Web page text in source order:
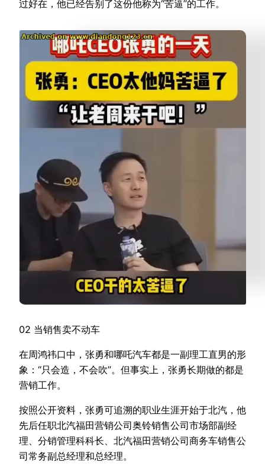
过好在，他已经告别了这份他称为“苦逼”的工作。
02 当销售卖不动车
在周鸿祎口中，张勇和哪吒汽车都是一副理工直男的形
象：“只会造，不会吹”。但事实上，张勇长期做的都是
营销工作。
按照公开资料，张勇可追溯的职业生涯开始于北汽，他
先后任职北汽福田营销公司奥铃销售公司市场部副经
理、分销管理科科长、北汽福田营销公司商务车销售公
司常务副总经理和总经理。